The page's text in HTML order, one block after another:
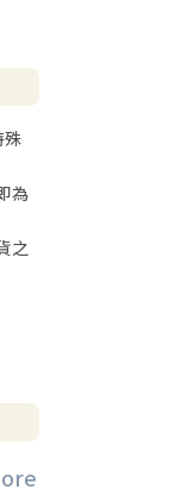
殊
為
之